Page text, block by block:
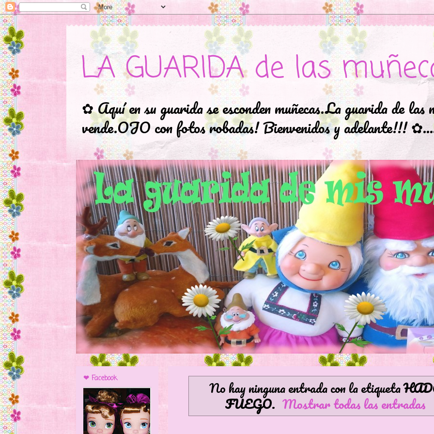
LA GUARIDA de las
✿ Aquí en su guarida se esconden muñecas.La guarida de las
vende.OJO con fotos robadas! Bienvenidos y adelante!!!
No hay ninguna entrada con la etiqueta
FUEGO. Mostrar todas las entradas
❤ Facebook